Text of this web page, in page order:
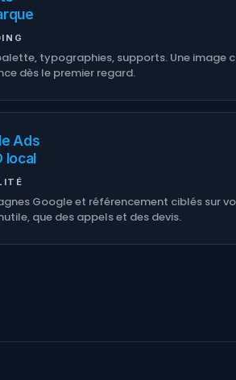
typographies, supports. Une image
dès le premier regard.
Ads
local
Google et référencement ciblés sur
que des appels et des devis.